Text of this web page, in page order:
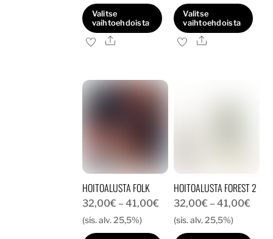
-
41,00€
Valitse
vaihtoehdoista
Tällä
useampi
valinnat
tuotteen
sivulla.
Ale
-
Valitse
vaihtoehdoista
Tällä
tuotteen
sivulla.
Ale
HOITOALUSTA FOLK
32,00€ – 41,00€ Hintaluokka:
32,00€
-
(sis. alv. 25,5%)
HOITOALUSTA FOREST 2
32,00€ – 41,00€
-
(sis. alv. 25,5%)